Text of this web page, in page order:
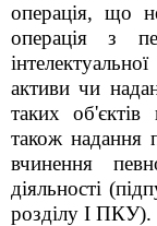
операція, що
операція з
активи чи
таких об'єктів
також надання
вчинення
діяльності
розділу I ПКУ).